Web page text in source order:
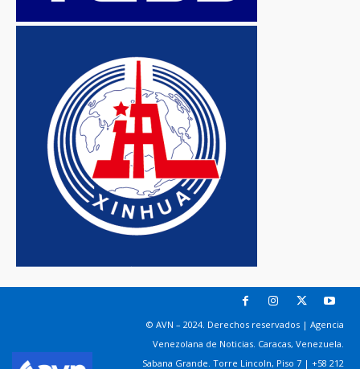
© AVN – 2024. Derechos reservados | Agencia
Venezolana de Noticias. Caracas, Venezuela.
Sabana Grande. Torre Lincoln, Piso 7 | +58 212